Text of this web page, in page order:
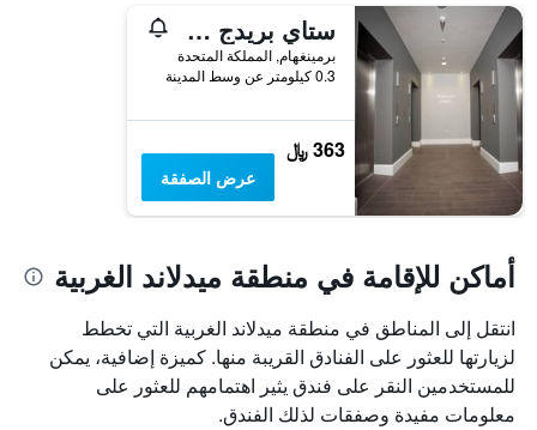
ستاي بريدج سويتس برمنغهام
برمينغهام, المملكة المتحدة
0.3 كيلومتر عن وسط المدينة
363 ﷼
عرض الصفقة
أماكن للإقامة في منطقة ميدلاند الغربية
انتقل إلى المناطق في منطقة ميدلاند الغربية التي تخطط
لزيارتها للعثور على الفنادق القريبة منها. كميزة إضافية، يمكن
للمستخدمين النقر على فندق يثير اهتمامهم للعثور على
معلومات مفيدة وصفقات لذلك الفندق.